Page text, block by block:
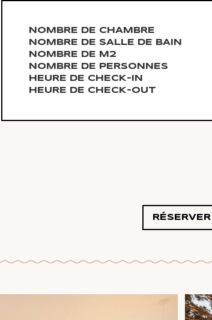
NOMBRE DE CHAMBRE
NOMBRE DE SALLE DE BAIN
NOMBRE DE M2
NOMBRE DE PERSONNES
HEURE DE CHECK-IN
HEURE DE CHECK-OUT
RÉSERVER